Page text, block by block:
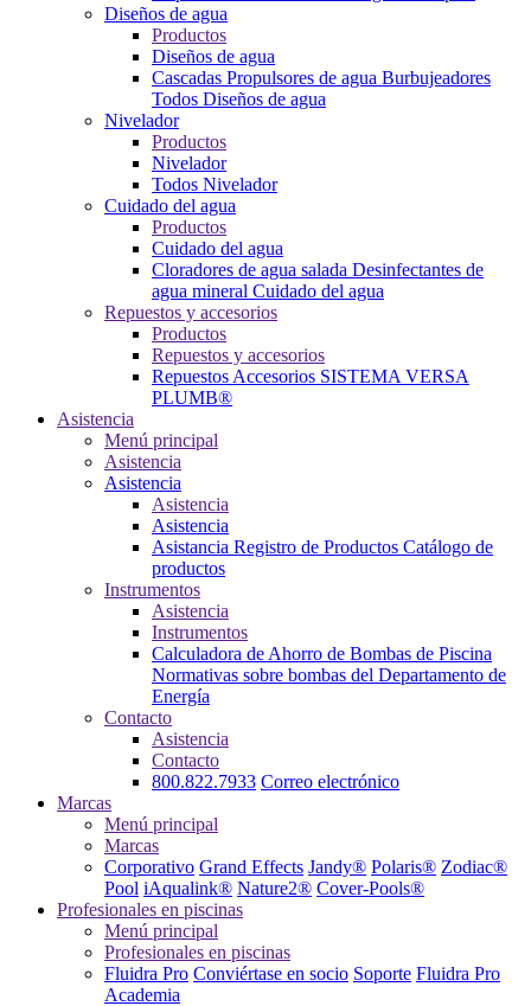
Diseños de agua
Productos
Diseños de agua
Cascadas Propulsores de agua Burbujeadores
Todos Diseños de agua
Nivelador
Productos
Nivelador
Todos Nivelador
Cuidado del agua
Productos
Cuidado del agua
Cloradores de agua salada Desinfectantes de
agua mineral Cuidado del agua
Repuestos y accesorios
Productos
Repuestos y accesorios
Repuestos Accesorios SISTEMA VERSA
PLUMB®
Asistencia
Menú principal
Asistencia
Asistencia
Asistencia
Asistencia
Asistancia Registro de Productos Catálogo de
productos
Instrumentos
Asistencia
Instrumentos
Calculadora de Ahorro de Bombas de Piscina
Normativas sobre bombas del Departamento de
Energía
Contacto
Asistencia
Contacto
800.822.7933 Correo electrónico
Marcas
Menú principal
Marcas
Corporativo Grand Effects Jandy® Polaris® Zodiac®
Pool iAqualink® Nature2® Cover-Pools®
Profesionales en piscinas
Menú principal
Profesionales en piscinas
Fluidra Pro Conviértase en socio Soporte Fluidra Pro
Academia